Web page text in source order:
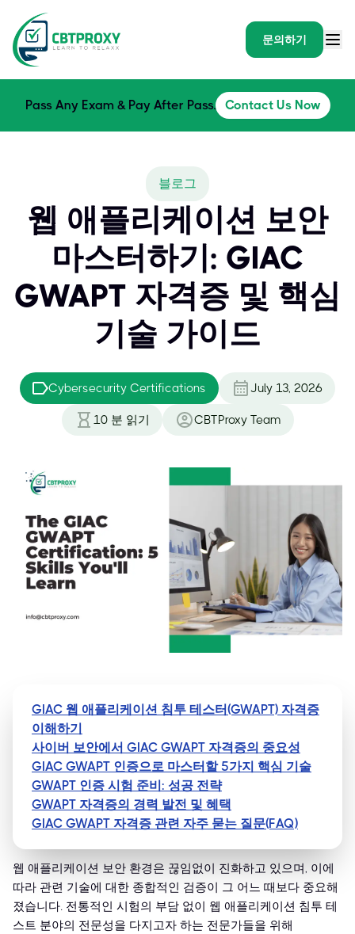
문의하기
Pass Any Exam & Pay After Pass. Contact Us Now
블로그
웹 애플리케이션 보안
마스터하기: GIAC
GWAPT 자격증 및 핵심
기술 가이드
Cybersecurity Certifications July 13, 2026
10 분 읽기 CBTProxy Team
GIAC 웹 애플리케이션 침투 테스터(GWAPT) 자격증
이해하기
사이버 보안에서 GIAC GWAPT 자격증의 중요성
GIAC GWAPT 인증으로 마스터할 5가지 핵심 기술
GWAPT 인증 시험 준비: 성공 전략
GWAPT 자격증의 경력 발전 및 혜택
GIAC GWAPT 자격증 관련 자주 묻는 질문(FAQ)
웹 애플리케이션 보안 환경은 끊임없이 진화하고 있으며, 이에
따라 관련 기술에 대한 종합적인 검증이 그 어느 때보다 중요해
졌습니다. 전통적인 시험의 부담 없이 웹 애플리케이션 침투 테
스트 분야의 전문성을 다지고자 하는 전문가들을 위해